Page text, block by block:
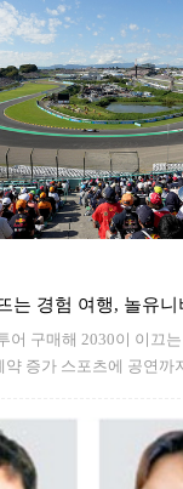
는 경험 여행, 놀유
어 구매해 2030이 이끄
약 증가 스포츠에 공연